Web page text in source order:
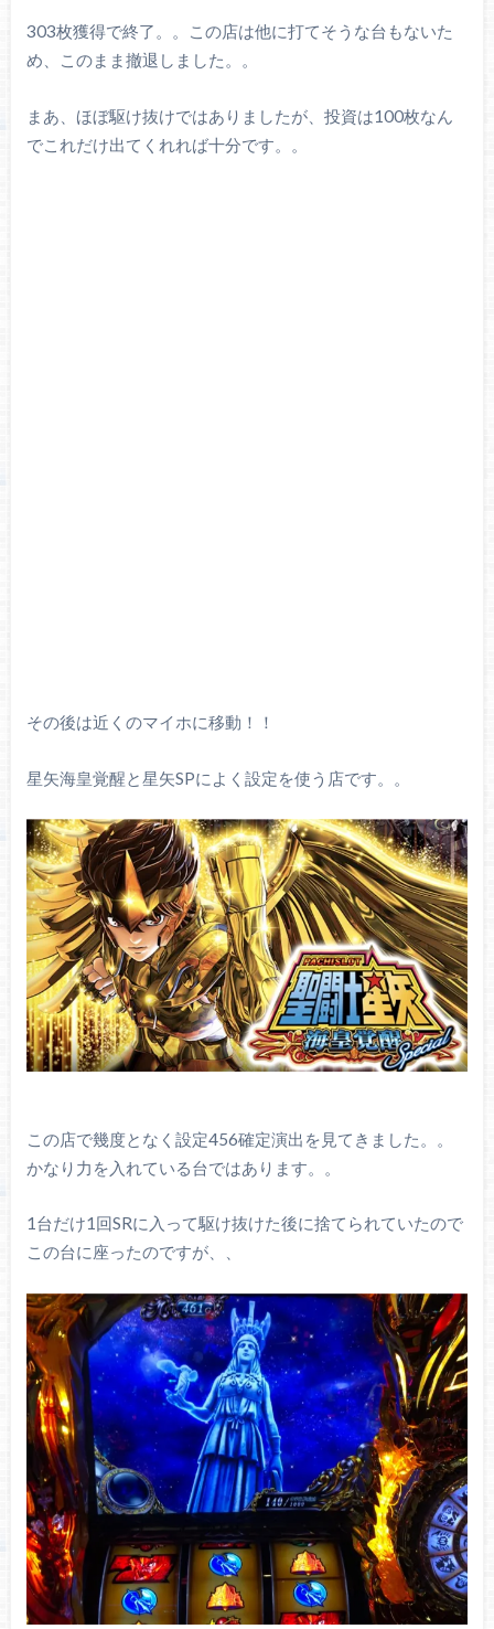
303枚獲得で終了。。この店は他に打てそうな台もないた
め、このまま撤退しました。。
まあ、ほぼ駆け抜けではありましたが、投資は100枚なん
でこれだけ出てくれれば十分です。。
その後は近くのマイホに移動！！
星矢海皇覚醒と星矢SPによく設定を使う店です。。
この店で幾度となく設定456確定演出を見てきました。。
かなり力を入れている台ではあります。。
1台だけ1回SRに入って駆け抜けた後に捨てられていたので
この台に座ったのですが、、